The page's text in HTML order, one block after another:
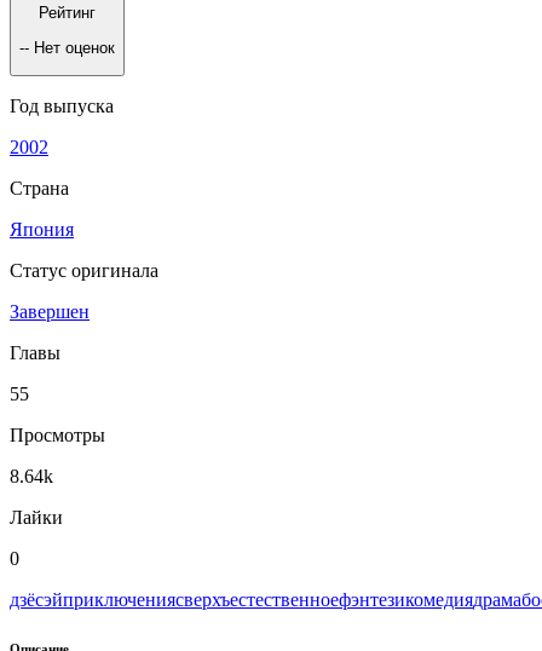
Рейтинг
-- Нет оценок
Год выпуска
2002
Страна
Япония
Статус оригинала
Завершен
Главы
55
Просмотры
8.64k
Лайки
0
дзёсэйприключениясверхъестественноефэнтезикомедиядрама